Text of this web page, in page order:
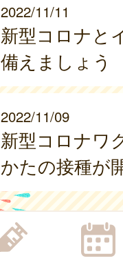
2022/11/11
新型コロナと
備えましょう
2022/11/09
新型コロナワ
かたの接種が